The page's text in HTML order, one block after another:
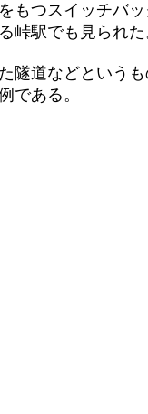
もつスイッチバ
峠駅でも見られ
隧道などという
である。